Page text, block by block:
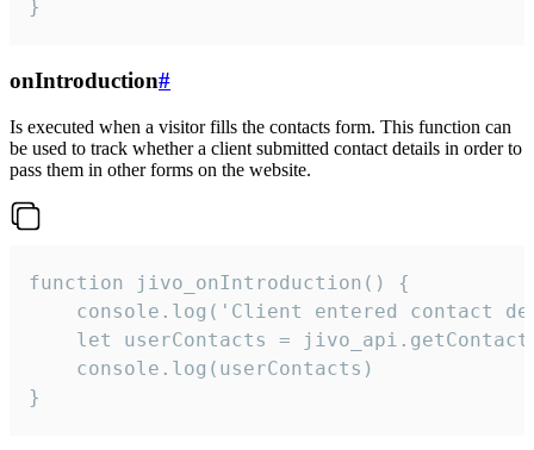
}
onIntroduction#
Is executed when a visitor fills the contacts form. This function can
be used to track whether a client submitted contact details in order to
pass them in other forms on the website.
function jivo_onIntroduction() {
console.log('Client entered contact
let userContacts =
    console.log(userContacts)
}